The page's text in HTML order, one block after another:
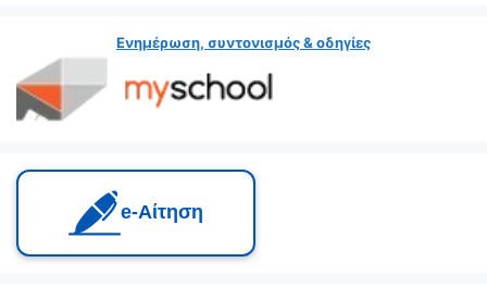
Ενημέρωση, συντονισμός & οδηγίες
e‑Αίτηση